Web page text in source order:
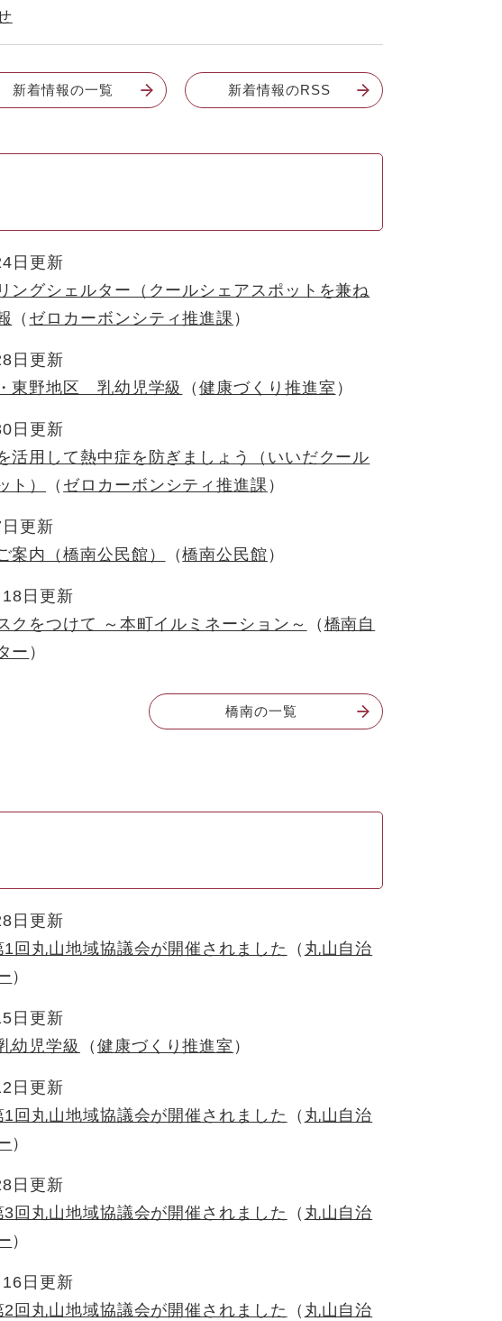
新着情報の一覧 新着情報のRSS
日更新
ングシェルター（クールシェアスポットを兼ね
ゼロカーボンシティ推進課
日更新
東野地区 乳幼児学級
健康づくり推進室
日更新
活用して熱中症を防ぎましょう（いいだクール
ト）
ゼロカーボンシティ推進課
更新
案内（橋南公民館）
橋南公民館
日更新
クをつけて ～本町イルミネーション～
橋南自
ー
橋南の一覧
日更新
回丸山地域協議会が開催されました
丸山自治
日更新
幼児学級
健康づくり推進室
日更新
回丸山地域協議会が開催されました
丸山自治
日更新
回丸山地域協議会が開催されました
丸山自治
日更新
回丸山地域協議会が開催されました
丸山自治